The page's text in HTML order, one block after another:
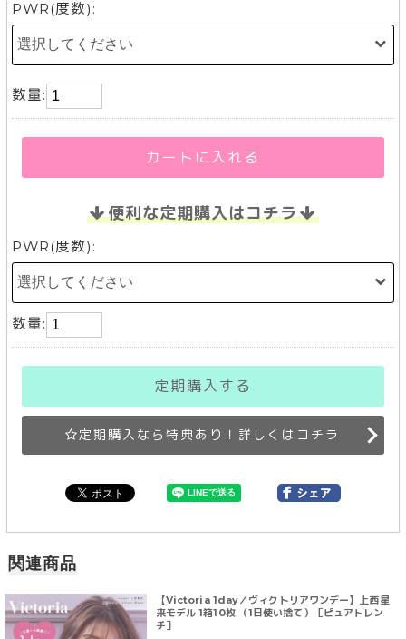
PWR(度数):
数量:
カートに入れる
便利な定期購入はコチラ
PWR(度数):
数量:
定期購入する
定期購入なら特典あり！詳しくはコチラ
関連商品
【Victoria 1day／ヴィクトリアワンデー】上西星
来モデル 1箱10枚 （1日使い捨て）［ピュアトレン
チ］